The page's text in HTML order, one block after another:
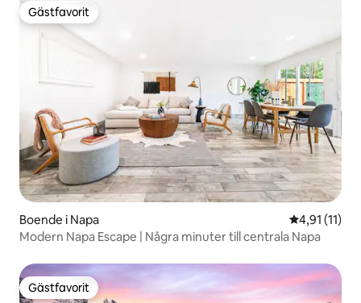
Gästfavorit
Gästfavorit
Boende i Napa 4,91 av 5 i
4,91 (11)
Modern Napa Escape | Några minuter till centrala Napa
Gästfavorit
Gästfavorit